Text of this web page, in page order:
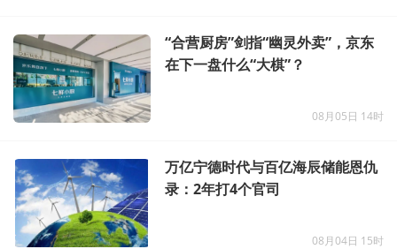
“合营厨房”剑指“幽灵外卖”，京东
在下一盘什么“大棋”？
08月05日 14时
万亿宁德时代与百亿海辰储能恩仇
录：2年打4个官司
08月04日 15时